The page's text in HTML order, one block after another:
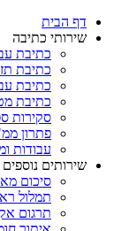
דף הבית
שירותי כתיבה
כתיבת
כתיבת
כתיבת
כתיבת
סקירות
פתרון
עבודות
שירותים נוספים
סיכום
תמלול
תרגום